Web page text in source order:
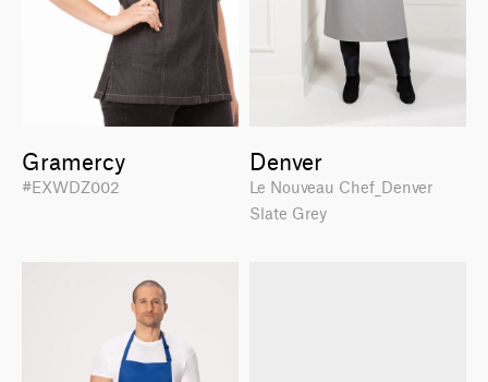
Gramercy
#EXWDZ002
Denver
Le Nouveau Chef_Denver
Slate Grey